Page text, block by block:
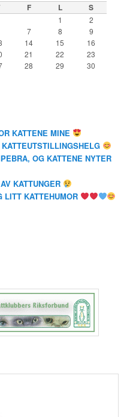
F L S
1
2
7 8
9
14 15
16
21 22
23
28 29
30
KATTENE MINE
OG KATTENE NYTER
KATTUNGER
LITT KATTEHUMOR